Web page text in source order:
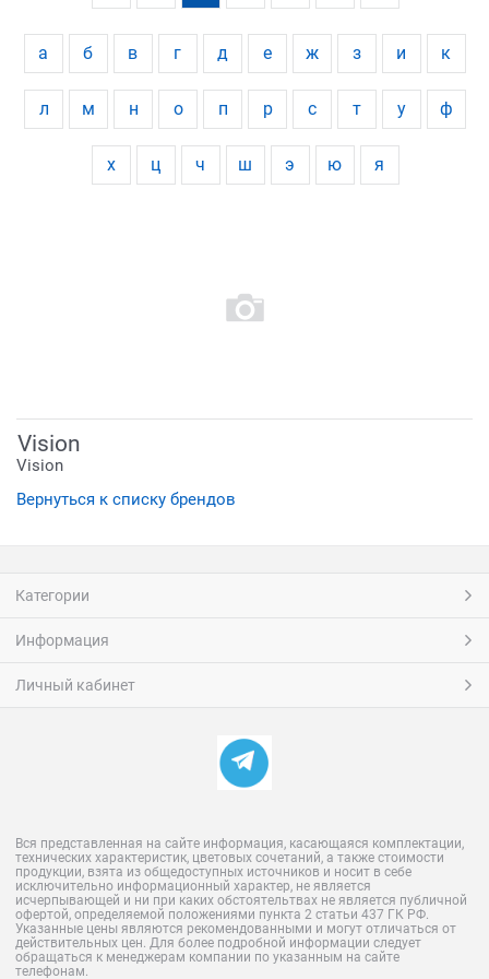
а б в г д е ж з и к
л м н о п р с т у ф
х ц ч ш э ю я
Vision
Vision
Вернуться к списку брендов
Категории
Информация
Личный кабинет
Вся представленная на сайте информация, касающаяся комплектации,
технических характеристик, цветовых сочетаний, а также стоимости
продукции, взята из общедоступных источников и носит в себе
исключительно информационный характер, не является
исчерпывающей и ни при каких обстоятельтвах не является публичной
офертой, определяемой положениями пункта 2 статьи 437 ГК РФ.
Указанные цены являются рекомендованными и могут отличаться от
действительных цен. Для более подробной информации следует
обращаться к менеджерам компании по указанным на сайте
телефонам.